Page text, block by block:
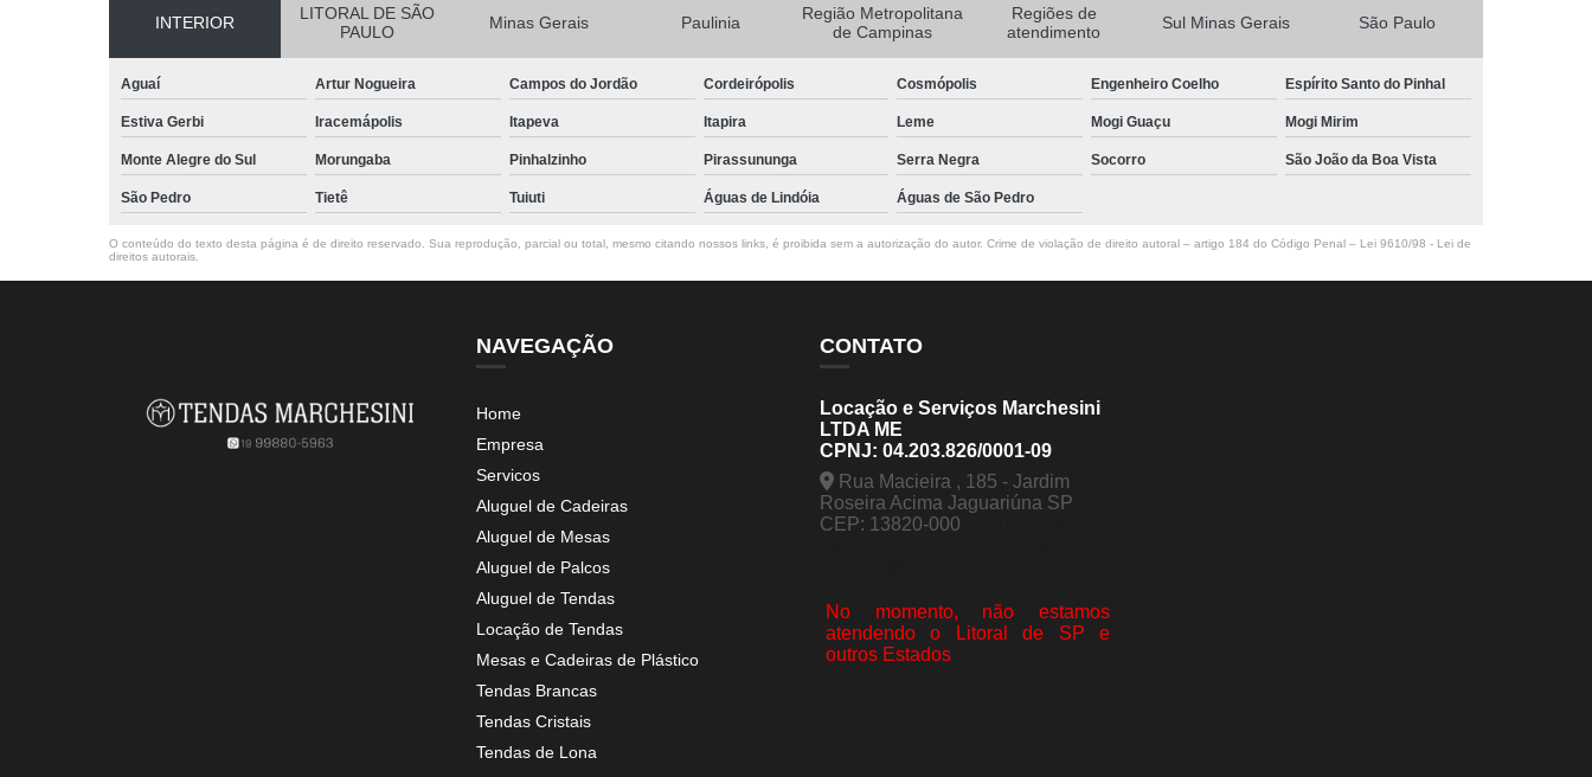
INTERIOR
LITORAL DE SÃO
PAULO
Minas Gerais Paulinia
Região Metropolitana
de Campinas
Regiões de
atendimento
Sul Minas Gerais São Paulo
Aguaí Artur Nogueira Campos do Jordão Cordeirópolis Cosmópolis Engenheiro Coelho Espírito Santo do Pinhal
Estiva Gerbi Iracemápolis Itapeva Itapira Leme Mogi Guaçu Mogi Mirim
Monte Alegre do Sul Morungaba Pinhalzinho Pirassununga Serra Negra Socorro São João da Boa Vista
São Pedro Tietê Tuiuti Águas de Lindóia Águas de São Pedro
O conteúdo do texto desta página é de direito reservado. Sua reprodução, parcial ou total, mesmo citando nossos links, é proibida sem a autorização do autor. Crime de violação de direito autoral – artigo 184 do Código Penal – Lei 9610/98 - Lei de
direitos autorais
NAVEGAÇÃO
Home
Empresa
Servicos
Aluguel de Cadeiras
Aluguel de Mesas
Aluguel de Palcos
Aluguel de Tendas
Locação de Tendas
Mesas e Cadeiras de Plástico
Tendas Brancas
Tendas Cristais
Tendas de Lona
CONTATO
Locação e Serviços Marchesini
LTDA ME
CPNJ: 04.203.826/0001-09
Rua Macieira , 185 - Jardim
Roseira Acima Jaguariúna SP
CEP: 13820-000
No momento, não estamos
atendendo o Litoral de SP e
outros Estados